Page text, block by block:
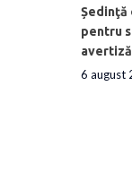
Ședinţă
pentru
6 august